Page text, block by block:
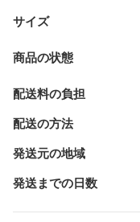
サイズ
商品の状態
配送料の負担
配送の方法
発送元の地域
発送までの日数